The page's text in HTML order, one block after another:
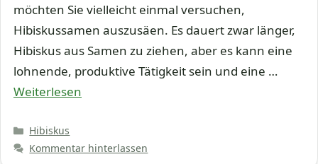
möchten Sie vielleicht einmal versuchen,
Hibiskussamen auszusäen. Es dauert zwar länger,
Hibiskus aus Samen zu ziehen, aber es kann eine
lohnende, produktive Tätigkeit sein und eine …
Weiterlesen
Kategorien
Hibiskus
Kommentar hinterlassen